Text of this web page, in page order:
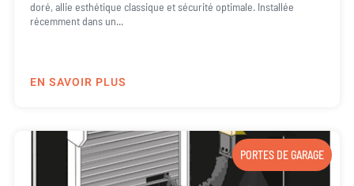
doré, allie esthétique classique et sécurité optimale. Installée
récemment dans un...
EN SAVOIR PLUS
PORTES DE GARAGE